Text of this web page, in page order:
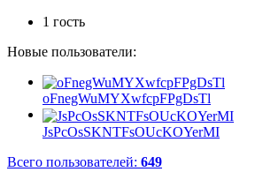
1 гость
Новые пользователи:
oFnegWuMYXwfcpFPgDsTl
JsPcOsSKNTFsOUcKOYerMI
Всего пользователей: 649